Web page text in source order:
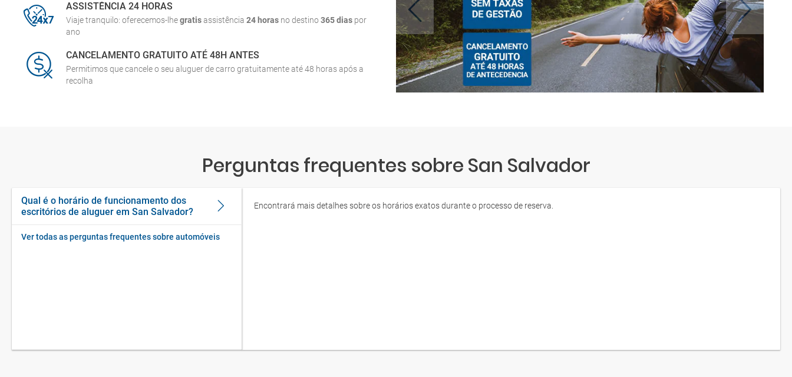
ASSISTÊNCIA 24 HORAS
Viaje tranquilo: oferecemos-lhegratisassistência 24 horas no destino365 dias por
ano
CANCELAMENTO GRATUITO ATÉ 48H ANTES
Permitimos que cancele o seu aluguer de carro gratuitamente até 48 horas após a
recolha
Perguntas frequentes sobre San Salvador
Qual é o horário de funcionamento dos
escritórios de aluguer em San Salvador?
Ver todas as perguntas frequentes sobre automóveis
Encontrará mais detalhes sobre os horários exatos durante o processo de reserva.